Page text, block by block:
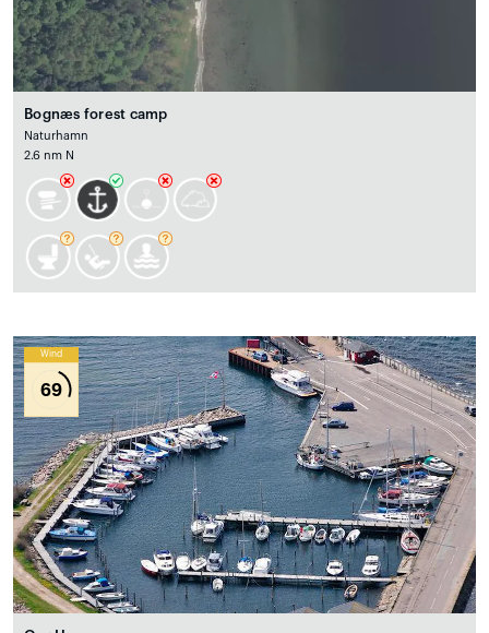
Bognæs forest camp
Naturhamn
2.6 nm N
Wind
69